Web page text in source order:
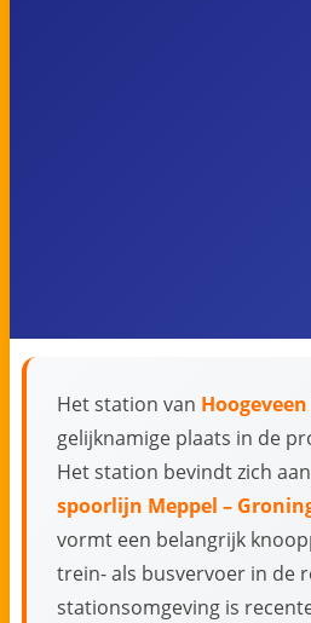
Het station van Hoogeveen
gelijknamige plaats in de
Het station bevindt zich
spoorlijn Meppel –
vormt een belangrijk
trein- als busvervoer in de
stationsomgeving is